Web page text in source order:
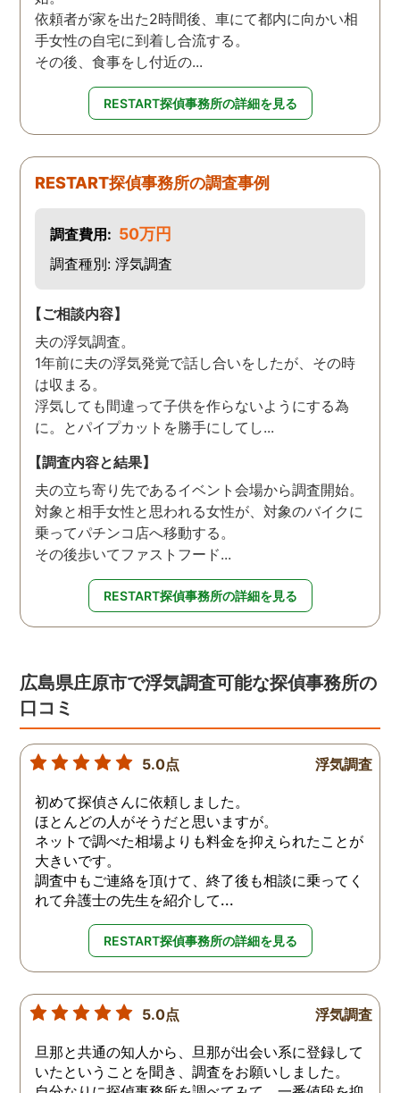
依頼者が家を出た2時間後、車にて都内に向かい相
手女性の自宅に到着し合流する。
その後、食事をし付近の...
RESTART探偵事務所の詳細を見る
RESTART探偵事務所の調査事例
調査費用: 50万円
調査種別: 浮気調査
【ご相談内容】
夫の浮気調査。
1年前に夫の浮気発覚で話し合いをしたが、その時
は収まる。
浮気しても間違って子供を作らないようにする為
に。とパイプカットを勝手にしてし...
【調査内容と結果】
夫の立ち寄り先であるイベント会場から調査開始。
対象と相手女性と思われる女性が、対象のバイクに
乗ってパチンコ店へ移動する。
その後歩いてファストフード...
RESTART探偵事務所の詳細を見る
広島県庄原市で浮気調査可能な探偵事務所の
口コミ
5.0点 浮気調査
初めて探偵さんに依頼しました。
ほとんどの人がそうだと思いますが。
ネットで調べた相場よりも料金を抑えられたことが
大きいです。
調査中もご連絡を頂けて、終了後も相談に乗ってく
れて弁護士の先生を紹介して...
RESTART探偵事務所の詳細を見る
5.0点 浮気調査
旦那と共通の知人から、旦那が出会い系に登録して
いたということを聞き、調査をお願いしました。